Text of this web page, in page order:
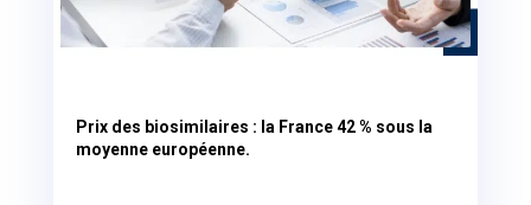
Prix des biosimilaires : la France 42 % sous la
moyenne européenne.